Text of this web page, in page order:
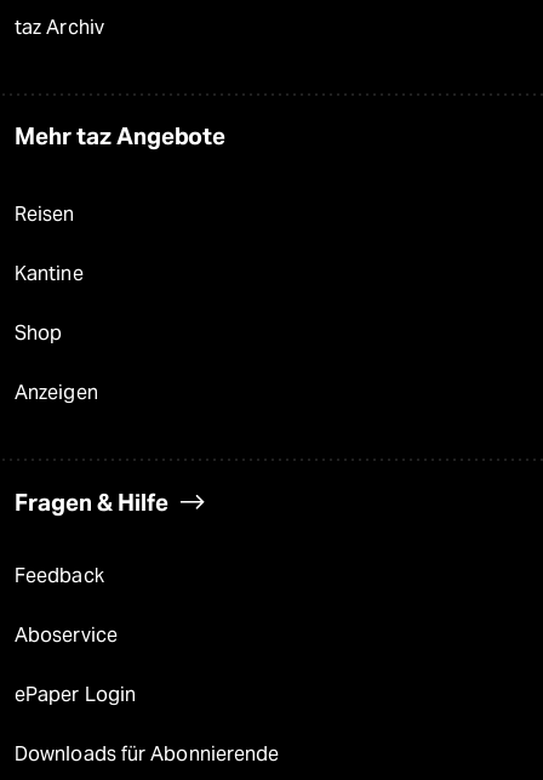
taz Archiv
Mehr taz Angebote
Reisen
Kantine
Shop
Anzeigen
Fragen & Hilfe
Feedback
Aboservice
ePaper Login
Downloads für Abonnierende